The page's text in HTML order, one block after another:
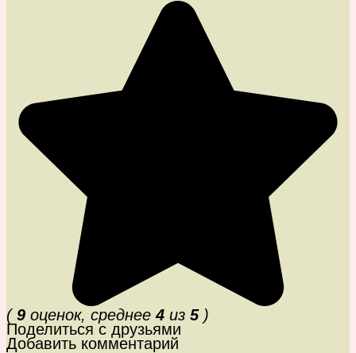
( 9 оценок, среднее4 из 5)
Поделиться с друзьями
Добавить комментарий